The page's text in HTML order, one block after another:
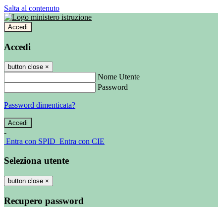
Salta al contenuto
Accedi
Accedi
button close ×
Nome Utente
Password
Password dimenticata?
-
Entra con SPID Entra con CIE
Seleziona utente
button close ×
Recupero password